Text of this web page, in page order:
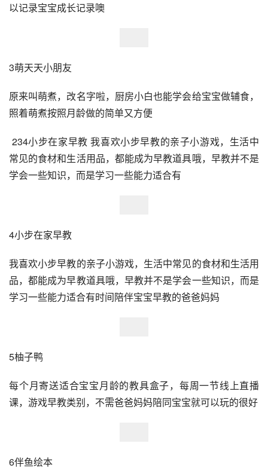
以记录宝宝成长记录噢
3萌天天小朋友
原来叫萌煮，改名字啦，厨房小白也能学会给宝宝做辅食，
照着萌煮按照月龄做的简单又方便
常见的食材和生活用品，都能成为早教道具哦，早教并不是
学会一些知识，而是学习一些能力适合有
4小步在家早教
我喜欢小步早教的亲子小游戏，生活中常见的食材和生活用
品，都能成为早教道具哦，早教并不是学会一些知识，而是
学习一些能力适合有时间陪伴宝宝早教的爸爸妈妈
5柚子鸭
每个月寄送适合宝宝月龄的教具盒子，每周一节线上直播
课，游戏早教类别，不需爸爸妈妈陪同宝宝就可以玩的很好
6伴鱼绘本